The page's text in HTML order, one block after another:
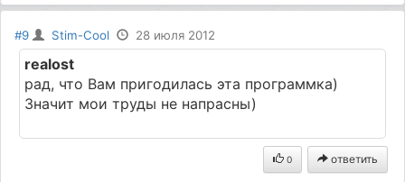
#9 Stim-Cool 28 июля 2012
realost
рад, что Вам пригодилась эта программка)
Значит мои труды не напрасны)
0 ответить